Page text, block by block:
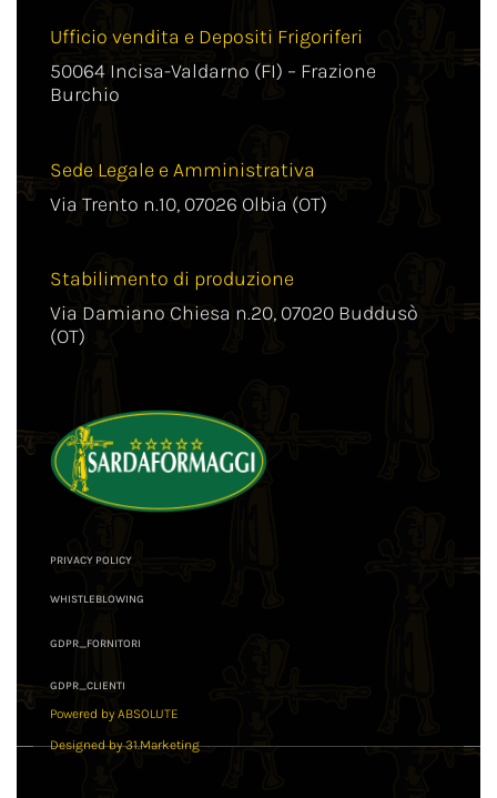
Ufficio vendita e Depositi Frigoriferi
50064 Incisa-Valdarno (FI) – Frazione
Burchio
Sede Legale e Amministrativa
Via Trento n.10, 07026 Olbia (OT)
Stabilimento di produzione
Via Damiano Chiesa n.20, 07020 Buddusò
(OT)
PRIVACY POLICY
WHISTLEBLOWING
GDPR_FORNITORI
GDPR_CLIENTI
Powered by ABSOLUTE
Designed by 31.Marketing